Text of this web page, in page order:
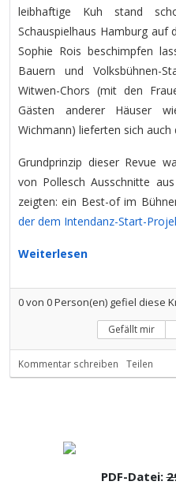
leibhaftige Kuh stand
Schauspielhaus Hamburg auf
Sophie Rois beschimpfen
Bauern und Volksbühnen-
Witwen-Chors (mit den
Gästen anderer Häuser
Wichmann) lieferten sich auch
Grundprinzip dieser Revue
von Pollesch Ausschnitte
zeigten: ein Best-of im
der dem Intendanz-Start-
Weiterlesen
0von 0Person(en) gefiel diese
Gefällt mir
Kommentar schreiben Teilen
PDF-Datei: